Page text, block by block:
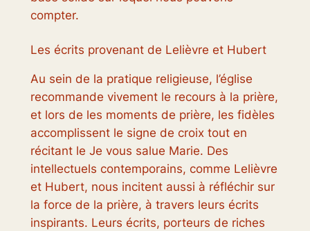
compter.
Les écrits provenant de Lelièvre et Hubert
Au sein de la pratique religieuse, l’église
recommande vivement le recours à la prière,
et lors de les moments de prière, les fidèles
accomplissent le signe de croix tout en
récitant le Je vous salue Marie. Des
intellectuels contemporains, comme Lelièvre
et Hubert, nous incitent aussi à réfléchir sur
la force de la prière, à travers leurs écrits
inspirants. Leurs écrits, porteurs de riches